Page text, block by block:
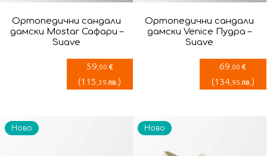
Ортопедични сандали
дамски Mostar Сафари –
Suave
59 ,00 €
(115 ,39 лв.)
Ортопедични сандали
дамски Venice Пудра –
Suave
69 ,00 €
(134,95 лв.)
Ново Ново